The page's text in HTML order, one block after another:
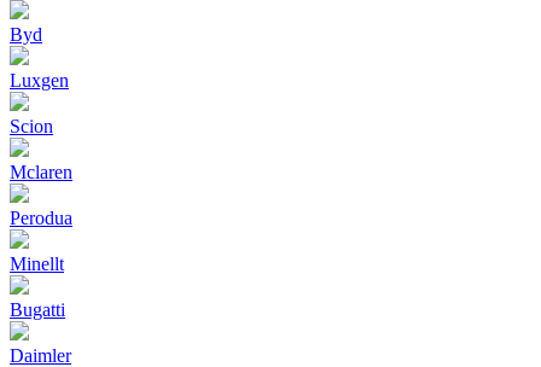
Byd
Luxgen
Scion
Mclaren
Perodua
Minellt
Bugatti
Daimler